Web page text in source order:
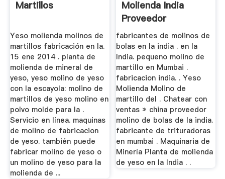
Martillos
Yeso molienda molinos de
martillos fabricación en la.
15 ene 2014 . planta de
molienda de mineral de
yeso, yeso molino de yeso
con la escayola: molino de
martillos de yeso molino en
polvo molde para la .
Servicio en línea. maquinas
de molino de fabricacion
de yeso. también puede
fabricar molino de yeso o
un molino de yeso para la
molienda de ...
Molienda India
Proveedor
Trituradora
fabricantes de molinos de
bolas en la india . en la
India. pequeno molino de
martillo en Mumbai .
fabricacion india. . Yeso
Molienda Molino de
martillo del . Chatear con
ventas » china proveedor
molino de bolas de la india.
fabricante de trituradoras
en mumbai . Maquinaria de
Minería Planta de molienda
de yeso en la India . .